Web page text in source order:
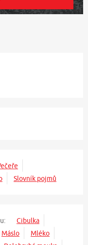
Slovník pojmů
Cibulka
Máslo
Mléko